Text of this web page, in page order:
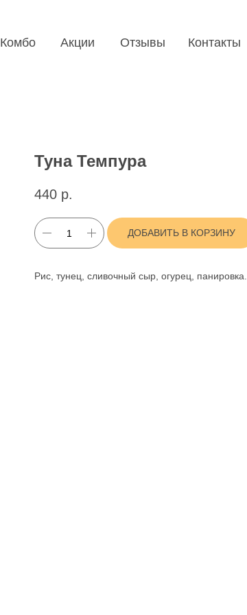
Комбо Акции Отзывы Контакты
Туна Темпура
440 р.
ДОБАВИТЬ В КОРЗИНУ
Рис, тунец, сливочный сыр, огурец, панировка.